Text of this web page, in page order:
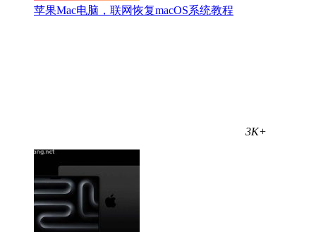
苹果Mac电脑，联网恢复macOS系统教程
3K+